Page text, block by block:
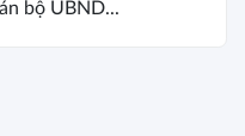
bộ UBND...